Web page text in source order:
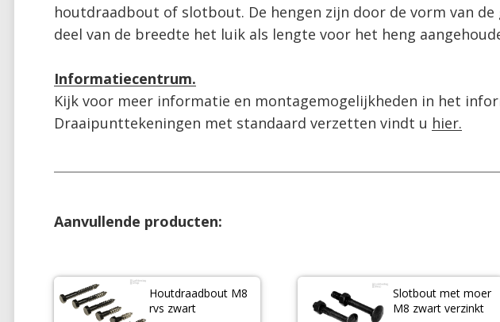
houtdraadbout of slotbout. De hengen zijn door de vorm van
deel van de breedte het luik als lengte voor het heng
Informatiecentrum.
Kijk voor meer informatie en montagemogelijkheden in het
Draaipunttekeningen met standaard verzetten vindt u hier.
Aanvullende producten:
Houtdraadbout M8
rvs zwart
Slotbout met moer
M8 zwart verzinkt